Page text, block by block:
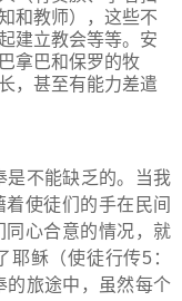
和教师），这些不
建立教会等等。安
拿巴和保罗的牧
，甚至有能力差遣
是不能缺乏的。当我
使徒们的手在民间
心合意的情况，就
耶稣（使徒行传5 ：
的旅途中，虽然每个